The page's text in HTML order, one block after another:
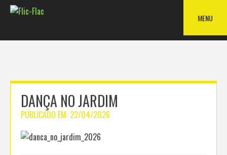
Skip
MENU
DANÇA NO JARDIM
PUBLICADO EM: 22/04/2026